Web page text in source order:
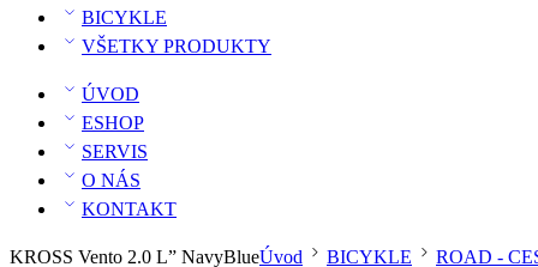
BICYKLE
VŠETKY PRODUKTY
ÚVOD
ESHOP
SERVIS
O NÁS
KONTAKT
KROSS Vento 2.0 L” NavyBlueÚvod BICYKLE ROAD -